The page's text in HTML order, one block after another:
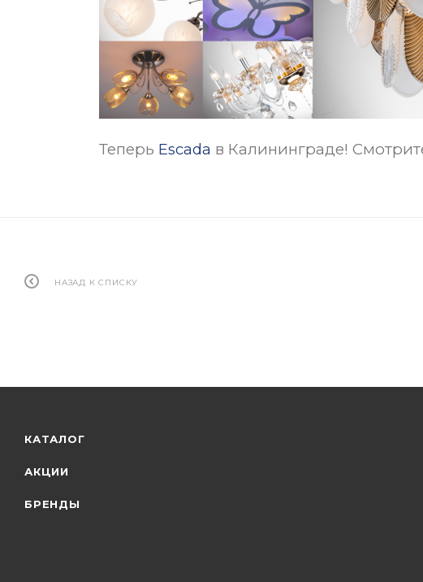
Теперь Escada в Калининграде!
НАЗАД К СПИСКУ
КАТАЛОГ
АКЦИИ
БРЕНДЫ